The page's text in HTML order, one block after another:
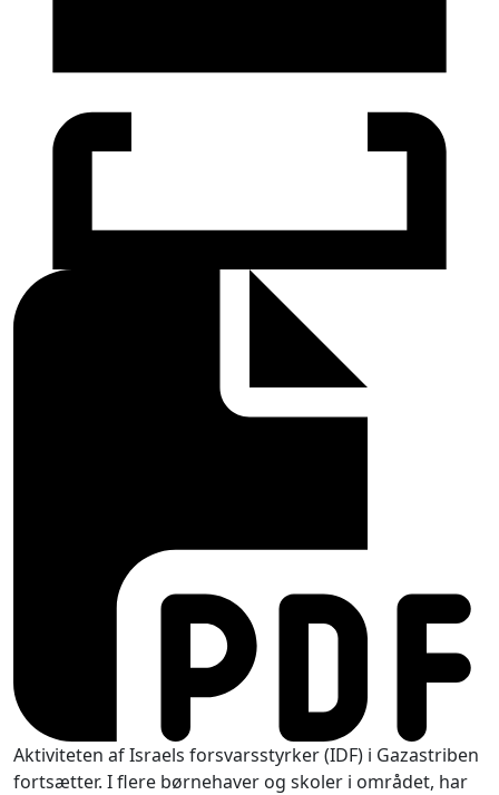
Aktiviteten af Israels forsvarsstyrker (IDF) i Gazastriben
fortsætter. I flere børnehaver og skoler i området, har